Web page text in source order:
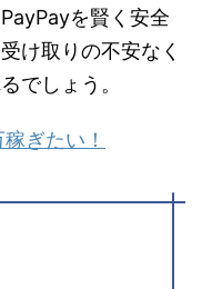
を賢く安全
け取りの不安なく
でしょう。
ぎたい！